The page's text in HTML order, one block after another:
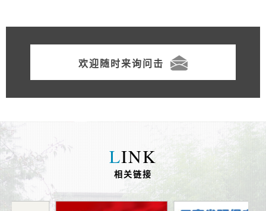
欢迎随时来询问击
LINK
相关链接